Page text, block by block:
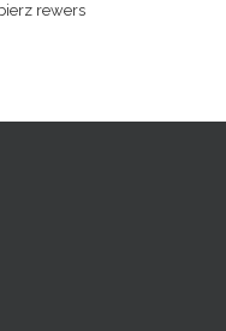
rewers